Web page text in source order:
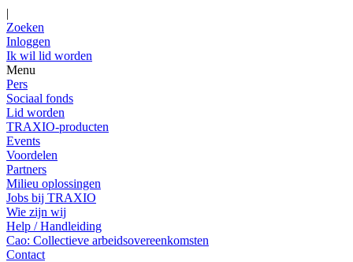
|
Zoeken
Inloggen
Ik wil lid worden
Menu
Pers
Sociaal fonds
Lid worden
TRAXIO-producten
Events
Voordelen
Partners
Milieu oplossingen
Jobs bij TRAXIO
Wie zijn wij
Help / Handleiding
Cao: Collectieve arbeidsovereenkomsten
Contact